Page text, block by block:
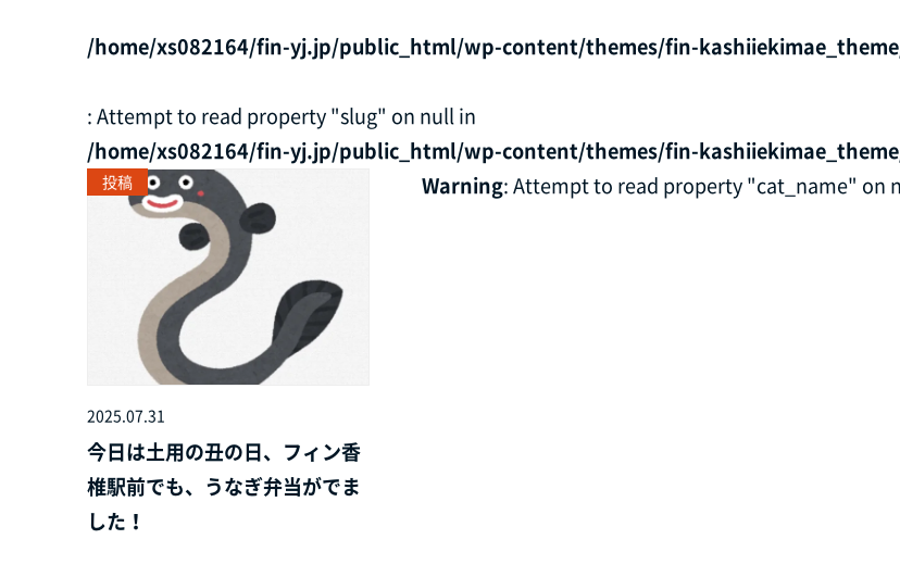
/home/xs082164/fin-yj.jp/public_html/wp-content/themes/fin-
: Attempt to read property "slug" on null in
/home/xs082164/fin-yj.jp/public_html/wp-content/themes/fin-
投稿
2025.07.31
今日は土用の丑の日、フィン香
椎駅前でも、うなぎ弁当がでま
した！
Warning: Attempt to read property "cat_name" on